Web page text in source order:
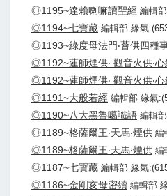
◎1195~達賴喇嘛讀聖經 編輯
◎1194~七寶藏 編輯部 緣氣
◎1193~綠度母法門‧薈供四種
◎1192~蓮師煙供‧ 觀音火供‧
◎1192~蓮師煙供‧ 觀音火供‧心
◎1191~大般若經 編輯部 緣氣
◎1190~八大黑魯噶識語 編輯
◎1189~格薩爾王‧天馬‧煙供 編
◎1189~格薩爾王‧天馬‧煙供 編
◎1187~七寶藏 編輯部 緣氣
◎1186~金剛亥母密續 編輯部